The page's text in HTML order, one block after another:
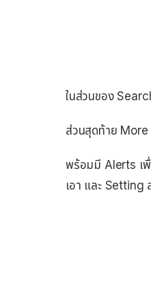
ในส่วนของ
ส่วนสุดท้าย More
พร้อมมี Alerts เพื่
เอา และ Setting